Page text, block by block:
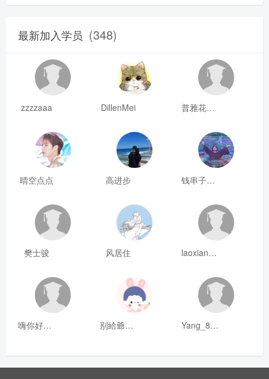
最新加入学员 (348)
zzzzaaa DillenMei 普雅花qya
晴空点点 高进步 钱串子123
樊士骏 风居住 laoxianrou
嗨你好8mm 别給爺装纯 Yang_811